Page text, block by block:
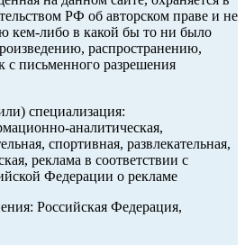
РФ об авторском праве и не
кем-либо в какой бы то ни было
распространению,
с письменного разрешения
специализация:
аналитическая,
спортивная, развлекательная,
реклама в соответствии с
Федерации о рекламе
Российская Федерация,